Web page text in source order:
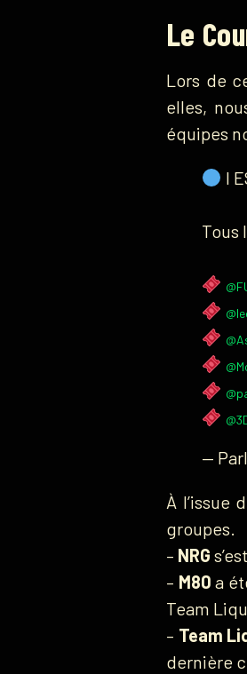
Le
Lors de
elles,
équipes
I
Tous
—
À l’issue
groupes.
– NRG
– M80 a
Team
– Team
dernière